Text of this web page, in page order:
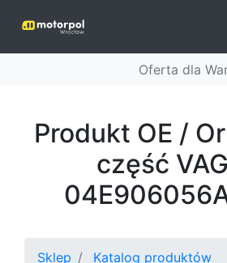
Oferta dla
Produkt OE /
część
Sklep
Katalog produktów